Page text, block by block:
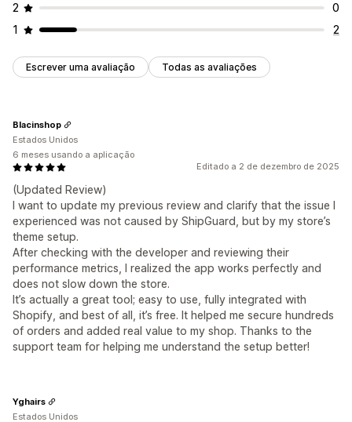
2
0
1
2
Escrever uma avaliação Todas as avaliações
Editado a 2 de dezembro de 2025
(Updated Review)
I want to update my previous review and clarify that the issue I
experienced was not caused by ShipGuard, but by my store’s
theme setup.
After checking with the developer and reviewing their
performance metrics, I realized the app works perfectly and
does not slow down the store.
It’s actually a great tool; easy to use, fully integrated with
Shopify, and best of all, it’s free. It helped me secure hundreds
of orders and added real value to my shop. Thanks to the
support team for helping me understand the setup better!
Blacinshop
Estados Unidos
6 meses usando a aplicação
Yghairs
Estados Unidos